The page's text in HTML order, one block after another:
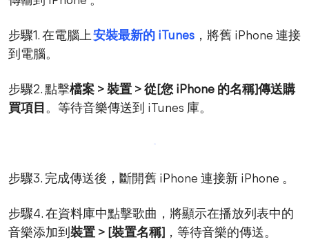
步驟1. 在電腦上安裝最新的 iTunes，將舊 iPhone 連接
到電腦。
步驟2. 點擊檔案 > 裝置 > 從[您 iPhone 的名稱]傳送購
買項目 。等待音樂傳送到 iTunes 庫。
步驟3. 完成傳送後，斷開舊 iPhone 連接新 iPhone 。
步驟4. 在資料庫中點擊歌曲，將顯示在播放列表中的
音樂添加到 裝置 > [裝置名稱] ，等待音樂的傳送。